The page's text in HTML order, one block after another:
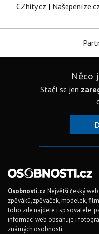
CZhity.cz | Našepeníze.cz
Něco
Stačí se jen
Osobnosti.cz Největší český
zpěváků, zpěvaček, modelek,
toho zde najdete i spisovatele,
informací web obsahuje i
známých osobností.